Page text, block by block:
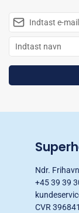
Ndr.
+45 39 39
CVR